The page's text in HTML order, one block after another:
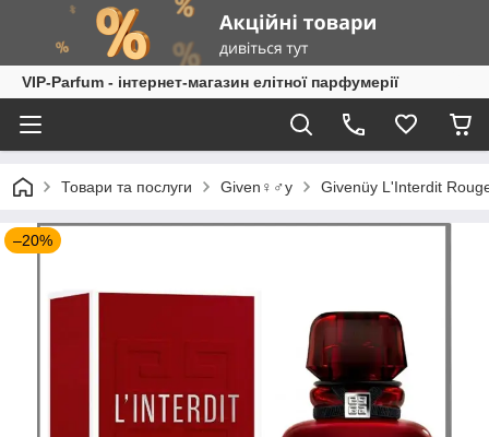
VIP-Parfum - інтернет-магазин елітної парфумерії
Товари та послуги Given♀♂y Givenüy L'Interdit
–20%